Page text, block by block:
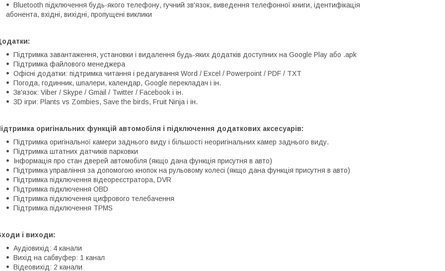
Bluetooth підключення будь-якого телефону, гучний зв'язок, виведення телефонної книги, ідентифікація
абонента, вхідні, вихідні, пропущені виклики
Підтримка завантаження, установки і видалення будь-яких додатків доступних на Google Play або .apk
Підтримка файлового менеджера
Офісні додатки: підтримка читання і редагування Word / Excel / Powerpoint / PDF / TXT
Погода, годинник, шпалери, календар, Google перекладач і ін.
Зв'язок: Viber / Skype / Gmail / Twitter / Facebook і ін.
3D ігри: Plants vs Zombies, Save the birds, Fruit Ninja і ін.
оригінальних функцій автомобіля і підключення додаткових аксесуарів:
Підтримка оригінальної камери заднього виду і більшості неоригінальних камер заднього виду.
Підтримка штатних датчиків парковки
Інформація про стан дверей автомобіля (якщо дана функція присутня в авто)
Підтримка управління за допомогою кнопок на рульовому колесі (якщо дана функція присутня в авто)
Підтримка підключення відеореєстратора, DVR
Підтримка підключення OBD
Підтримка підключення цифрового телебачення
Підтримка підключення TPMS
і виходи:
Аудіовихід: 4 канали
Вихід на сабвуфер: 1 канал
Відеовихід: 2 канали